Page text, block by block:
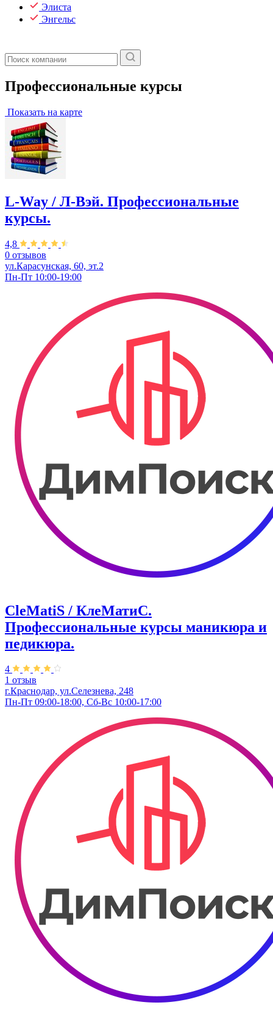
Элиста
Энгельс
Профессиональные курсы
Показать на карте
L-Way / Л-Вэй. Профессиональные
курсы.
4,8
0 отзывов
ул.Карасунская, 60, эт.2
Пн-Пт 10:00-19:00
CleMatiS / КлеМатиС.
Профессиональные курсы маникюра и
педикюра.
4
1 отзыв
г.Краснодар, ул.Селезнева, 248
Пн-Пт 09:00-18:00, Сб-Вс 10:00-17:00